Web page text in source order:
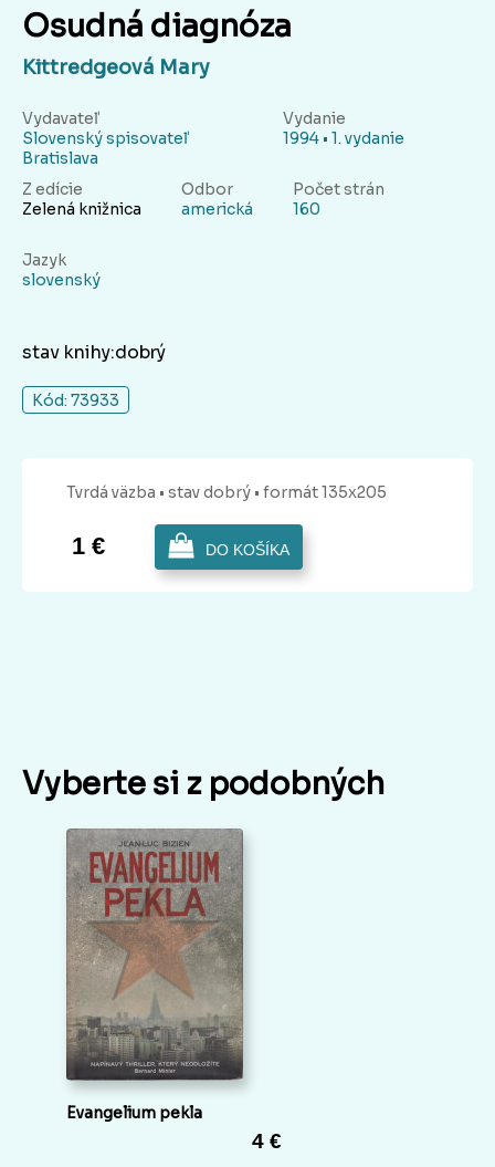
Osudná diagnóza
Kittredgeová Mary
Vydavateľ
Slovenský spisovateľ
Bratislava
Vydanie
1994 • 1. vydanie
Z edície
Zelená knižnica
Odbor
americká
Počet strán
160
Jazyk
slovenský
stav knihy:dobrý
Kód: 73933
Tvrdá väzba • stav dobrý • formát 135x205
1 € DO KOŠÍKA
Vyberte si z podobných
Evangelium pekla
4 €